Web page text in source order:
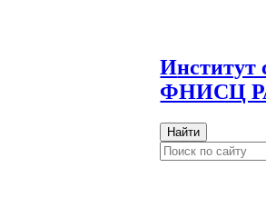
Институт
ФНИСЦ
Найти